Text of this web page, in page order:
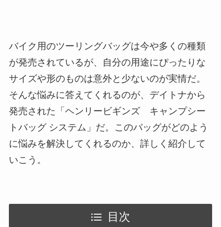
バイク用のツーリングバッグは今や多くの種類
が発売されているが、自分の用途にぴったりな
サイズや形のものは意外と少ないのが実情だ。
そんな悩みに答えてくれるのが、デイトナから
発売された「ヘンリービギンズ キャンプシー
トバッグ システム」だ。このバッグがどのよう
に悩みを解決してくれるのか、詳しく紹介して
いこう。
目次